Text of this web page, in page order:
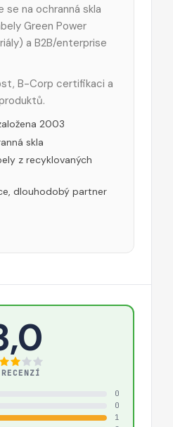
se na ochranná skla
Green Power
a B2B/enterprise
B-Corp certifikaci a
2003
skla
z recyklovaných
dlouhodobý partner
0
0
1